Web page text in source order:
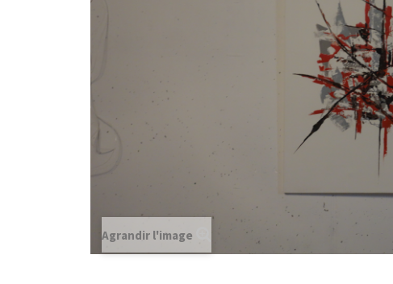
Agrandir l'image